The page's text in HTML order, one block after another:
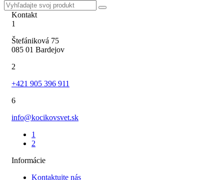
Kontakt
1
Štefániková 75
085 01 Bardejov
2
+421 905 396 911
6
info@kocikovsvet.sk
1
2
Informácie
Kontaktujte nás